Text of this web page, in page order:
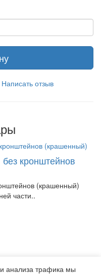
Написать отзыв
кронштейнов
(крашенный)
части..
анализа трафика мы